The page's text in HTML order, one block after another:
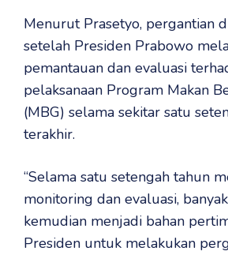
Menurut Prasetyo, pergantian
setelah Presiden Prabowo
pemantauan dan evaluasi
pelaksanaan Program Makan
(MBG) selama sekitar satu
terakhir.
“Selama satu setengah tahun
monitoring dan evaluasi,
kemudian menjadi bahan
Presiden untuk melakukan